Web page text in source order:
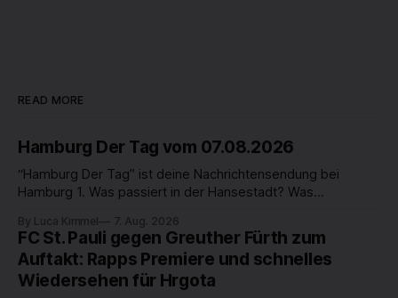
READ MORE
Hamburg Der Tag vom 07.08.2026
“Hamburg Der Tag” ist deine Nachrichtensendung bei
Hamburg 1. Was passiert in der Hansestadt? Was
in unserer Stadt an? Fragen, die von Montag bis Freitag LIVE
um 18 Uhr beantwortet werden - auf YouTube und im TV.
By Luca Kimmel 7. Aug. 2026
FC St. Pauli gegen Greuther Fürth zum
Auftakt: Rapps Premiere und schnelles
Wiedersehen für Hrgota